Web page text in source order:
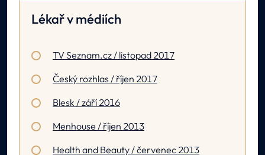
Lékař v médiích
TV Seznam.cz / listopad 2017
Český rozhlas / říjen 2017
Blesk / září 2016
Menhouse / říjen 2013
Health and Beauty / červenec 2013